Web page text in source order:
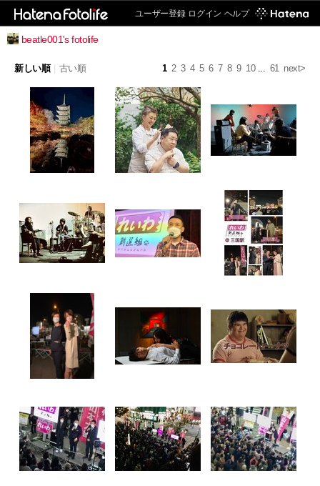
ユーザー登録 ログイン ヘルプ
beatle001's fotolife
1 2 3 4 5 6 7 8 9 10... 61 next>
新しい順 古い順